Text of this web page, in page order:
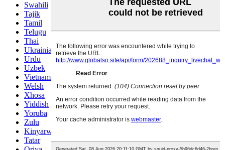
Swahili
Tajik
Tamil
Telugu
Thai
Ukrainian
Urdu
Uzbek
Vietnamese
Welsh
Xhosa
Yiddish
Yoruba
Zulu
Kinyarwanda
Tatar